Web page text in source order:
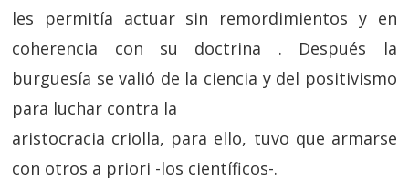
les permitía actuar sin remordimientos y en
coherencia con su doctrina . Después la
burguesía se valió de la ciencia y del positivismo
para luchar contra la
aristocracia criolla, para ello, tuvo que armarse
con otros a priori -los científicos-.